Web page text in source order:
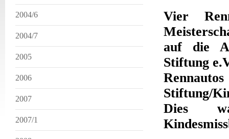
2004/6
2004/7
2005
2006
2007
2007/1
Vier
auf die
Stiftung
Stiftung/
Dies